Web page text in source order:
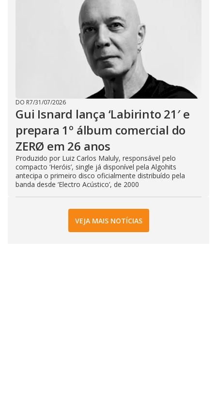
DO R7/31/07/2026
Gui Isnard lança ‘Labirinto 21′ e
prepara 1º álbum comercial do
ZERØ em 26 anos
Produzido por Luiz Carlos Maluly, responsável pelo
compacto ‘Heróis’, single já disponível pela Algohits
antecipa o primeiro disco oficialmente distribuído pela
banda desde ‘Electro Acústico’, de 2000
VEJA MAIS NOTÍCIAS